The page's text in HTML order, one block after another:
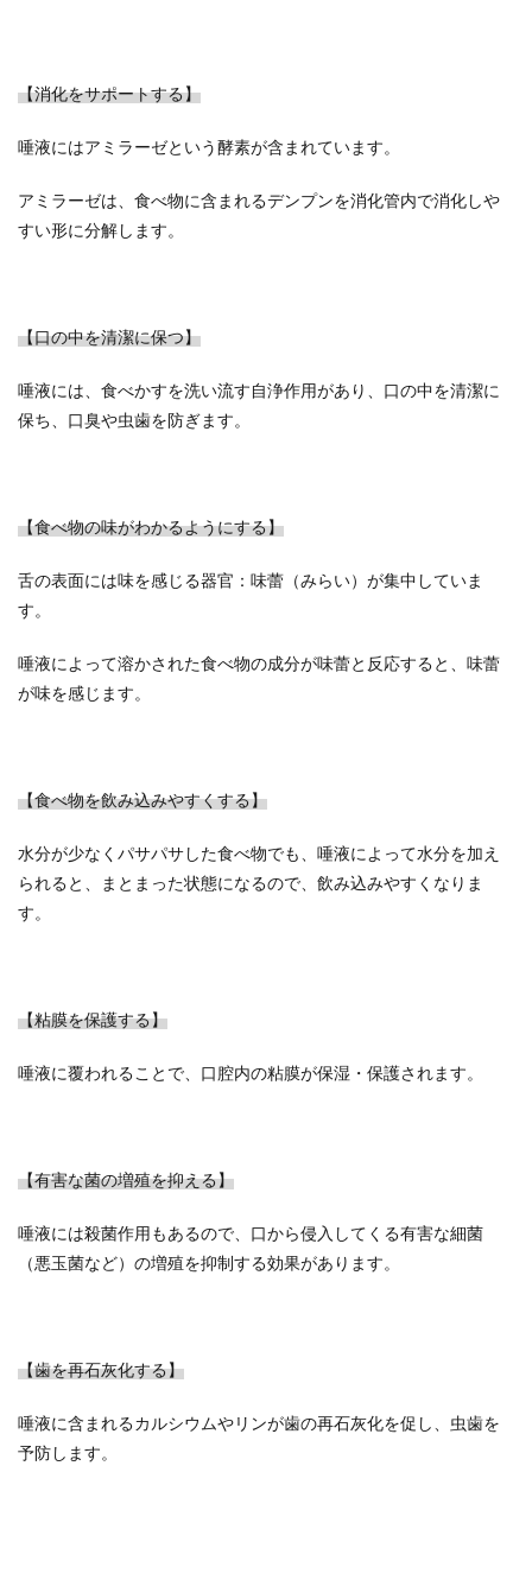
【消化をサポートする】
唾液にはアミラーゼという酵素が含まれています。
アミラーゼは、食べ物に含まれるデンプンを消化管内で消化しや
すい形に分解します。
【口の中を清潔に保つ】
唾液には、食べかすを洗い流す自浄作用があり、口の中を清潔に
保ち、口臭や虫歯を防ぎます。
【食べ物の味がわかるようにする】
舌の表面には味を感じる器官：味蕾（みらい）が集中していま
す。
唾液によって溶かされた食べ物の成分が味蕾と反応すると、味蕾
が味を感じます。
【食べ物を飲み込みやすくする】
水分が少なくパサパサした食べ物でも、唾液によって水分を加え
られると、まとまった状態になるので、飲み込みやすくなりま
す。
【粘膜を保護する】
唾液に覆われることで、口腔内の粘膜が保湿・保護されます。
【有害な菌の増殖を抑える】
唾液には殺菌作用もあるので、口から侵入してくる有害な細菌
（悪玉菌など）の増殖を抑制する効果があります。
【歯を再石灰化する】
唾液に含まれるカルシウムやリンが歯の再石灰化を促し、虫歯を
予防します。